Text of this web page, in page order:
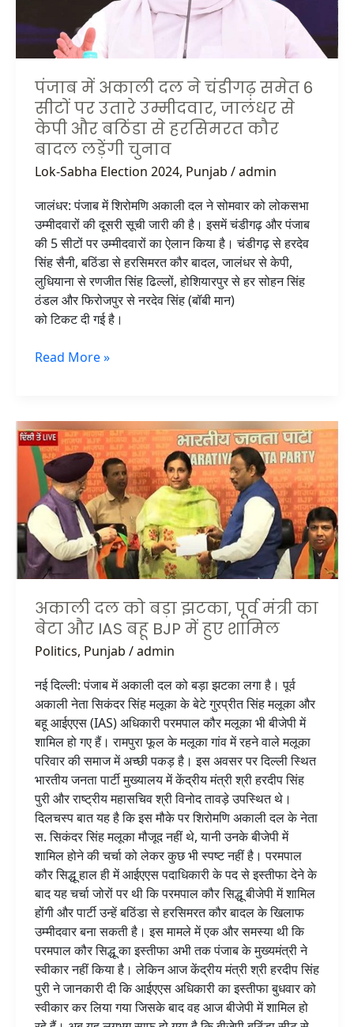
पंजाब में अकाली दल ने चंडीगढ़ समेत 6
सीटों पर उतारे उम्मीदवार, जालंधर से
केपी और बठिंडा से हरसिमरत कौर
बादल लड़ेंगी चुनाव
Lok-Sabha Election 2024, Punjab /admin
जालंधर: पंजाब में शिरोमणि अकाली दल ने सोमवार को लोकसभा
उम्मीदवारों की दूसरी सूची जारी की है। इसमें चंडीगढ़ और पंजाब
की 5 सीटों पर उम्मीदवारों का ऐलान किया है। चंडीगढ़ से हरदेव
सिंह सैनी, बठिंडा से हरसिमरत कौर बादल, जालंधर से केपी,
लुधियाना से रणजीत सिंह ढिल्लों, होशियारपुर से हर सोहन सिंह
ठंडल और फिरोजपुर से नरदेव सिंह (बॉबी मान)
को टिकट दी गई है।
सीटों
उम्मीदवार,
जालंधर
से
केपी
और
से
हरसिमरत
कौर
बादल
लड़ेंगी
चुनाव
Read More »
अकाली दल को बड़ा झटका, पूर्व मंत्री का
बेटा और IAS बहू BJP में हुए शामिल
Politics, Punjab /admin
नई दिल्ली: पंजाब में अकाली दल को बड़ा झटका लगा है। पूर्व
अकाली नेता सिकंदर सिंह मलूका के बेटे गुरप्रीत सिंह मलूका और
बहू आईएएस (IAS) अधिकारी परमपाल कौर मलूका भी बीजेपी में
शामिल हो गए हैं। रामपुरा फूल के मलूका गांव में रहने वाले मलूका
परिवार की समाज में अच्छी पकड़ है। इस अवसर पर दिल्ली स्थित
भारतीय जनता पार्टी मुख्यालय में केंद्रीय मंत्री श्री हरदीप सिंह
पुरी और राष्ट्रीय महासचिव श्री विनोद तावड़े उपस्थित थे।
दिलचस्प बात यह है कि इस मौके पर शिरोमणि अकाली दल के नेता
स. सिकंदर सिंह मलूका मौजूद नहीं थे, यानी उनके बीजेपी में
शामिल होने की चर्चा को लेकर कुछ भी स्पष्ट नहीं है। परमपाल
कौर सिद्धू हाल ही में आईएएस पदाधिकारी के पद से इस्तीफा देने के
बाद यह चर्चा जोरों पर थी कि परमपाल कौर सिद्धू बीजेपी में शामिल
होंगी और पार्टी उन्हें बठिंडा से हरसिमरत कौर बादल के खिलाफ
उम्मीदवार बना सकती है। इस मामले में एक और समस्या थी कि
परमपाल कौर सिद्धू का इस्तीफा अभी तक पंजाब के मुख्यमंत्री ने
स्वीकार नहीं किया है। लेकिन आज केंद्रीय मंत्री श्री हरदीप सिंह
पुरी ने जानकारी दी कि आईएएस अधिकारी का इस्तीफा बुधवार को
स्वीकार कर लिया गया जिसके बाद वह आज बीजेपी में शामिल हो
अकाली
दल
को
बड़ा
झटका,
मंत्री
का
बेटा
और
IAS
बहू
BJP
हुए
शामिल